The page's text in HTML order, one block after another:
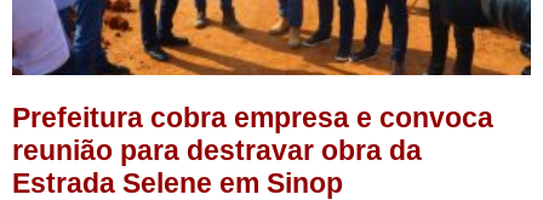
Prefeitura cobra empresa e convoca
reunião para destravar obra da
Estrada Selene em Sinop